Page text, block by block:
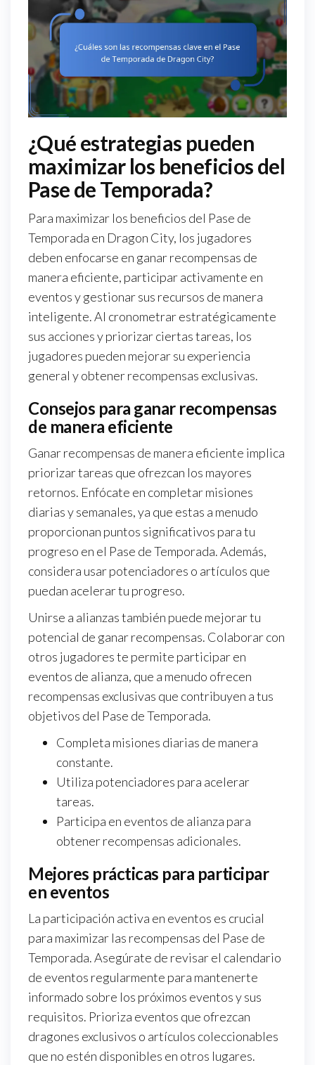
¿Qué estrategias pueden
maximizar los beneficios del
Pase de Temporada?
Para maximizar los beneficios del Pase de
Temporada en Dragon City, los jugadores
deben enfocarse en ganar recompensas de
manera eficiente, participar activamente en
eventos y gestionar sus recursos de manera
inteligente. Al cronometrar estratégicamente
sus acciones y priorizar ciertas tareas, los
jugadores pueden mejorar su experiencia
general y obtener recompensas exclusivas.
Consejos para ganar recompensas
de manera eficiente
Ganar recompensas de manera eficiente implica
priorizar tareas que ofrezcan los mayores
retornos. Enfócate en completar misiones
diarias y semanales, ya que estas a menudo
proporcionan puntos significativos para tu
progreso en el Pase de Temporada. Además,
considera usar potenciadores o artículos que
puedan acelerar tu progreso.
Unirse a alianzas también puede mejorar tu
potencial de ganar recompensas. Colaborar con
otros jugadores te permite participar en
eventos de alianza, que a menudo ofrecen
recompensas exclusivas que contribuyen a tus
objetivos del Pase de Temporada.
Completa misiones diarias de manera
constante.
Utiliza potenciadores para acelerar
tareas.
Participa en eventos de alianza para
obtener recompensas adicionales.
Mejores prácticas para participar
en eventos
La participación activa en eventos es crucial
para maximizar las recompensas del Pase de
Temporada. Asegúrate de revisar el calendario
de eventos regularmente para mantenerte
informado sobre los próximos eventos y sus
requisitos. Prioriza eventos que ofrezcan
dragones exclusivos o artículos coleccionables
que no estén disponibles en otros lugares.